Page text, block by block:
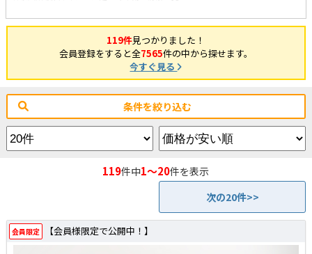
119件見つかりました！
会員登録をすると全7565件の中から探せます。
今すぐ見る
条件を絞り込む
119件中1～20件を表示
次の20件>>
会員限定 【会員様限定で公開中！】